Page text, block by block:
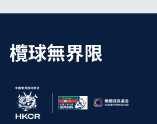
欖球無界限